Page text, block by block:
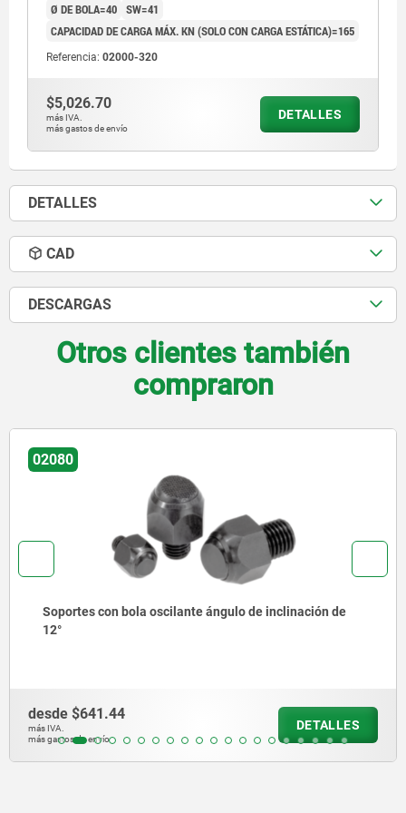
Ø DE BOLA=40 SW=41
CAPACIDAD DE CARGA MÁX. KN (SOLO CON CARGA ESTÁTICA)=165
Referencia: 02000-320
$5,026.70
más IVA.
más gastos de envío
DETALLES
DETALLES
CAD
DESCARGAS
Otros clientes también
compraron
02008
Soportes con bola oscilante ajustables con junta tórica
desde$1,083.31
más IVA.
más gastos de envío
DETALLES